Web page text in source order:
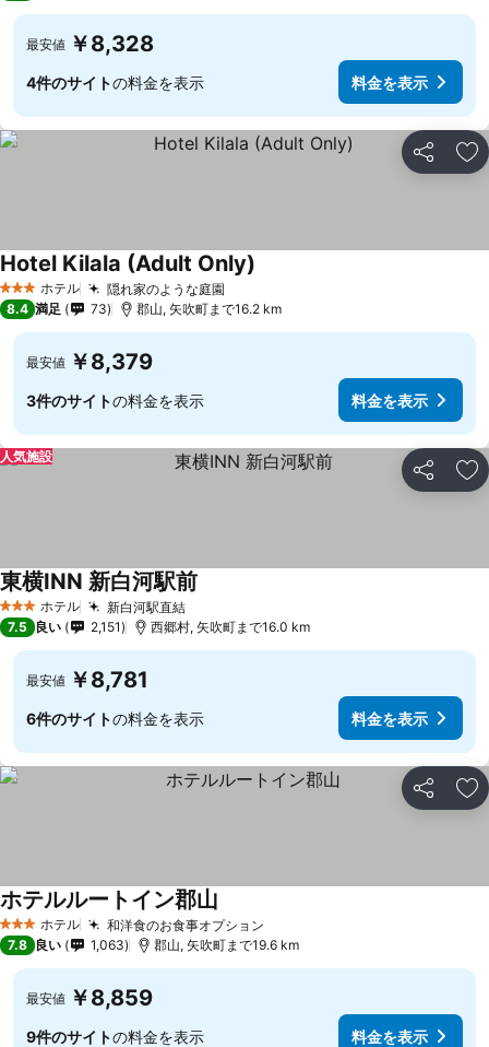
最安値 ￥8,328
4件のサイトの料金を表示 料金を表示
シェア お
3 ホテルのランク
ホテル 隠れ家のような庭園
Hotel Kilala (Adult Only)
8.4 満足 73 郡山, 矢吹町まで16.2 km
最安値 ￥8,379
3件のサイトの料金を表示 料金を表示
シェア お
人気施設
3 ホテルのランク
ホテル 新白河駅直結
東横INN 新白河駅前
7.5 良い 2,151 西郷村, 矢吹町まで16.0 km
最安値 ￥8,781
6件のサイトの料金を表示 料金を表示
シェア お
3 ホテルのランク
ホテル 和洋食のお食事オプション
ホテルルートイン郡山
7.8 良い 1,063 郡山, 矢吹町まで19.6 km
最安値 ￥8,859
9件のサイトの料金を表示 料金を表示